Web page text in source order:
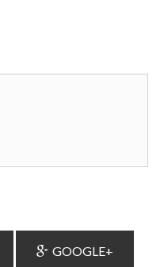
GOOGLE+